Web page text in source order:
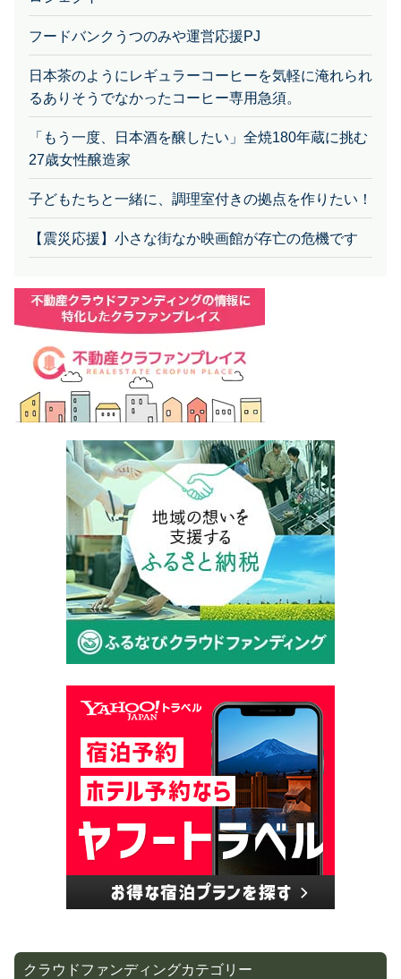
フードバンクうつのみや運営応援PJ
日本茶のようにレギュラーコーヒーを気軽に淹れられ
るありそうでなかったコーヒー専用急須。
「もう一度、日本酒を醸したい」全焼180年蔵に挑む
27歳女性醸造家
子どもたちと一緒に、調理室付きの拠点を作りたい！
【震災応援】小さな街なか映画館が存亡の危機です
クラウドファンディングカテゴリー